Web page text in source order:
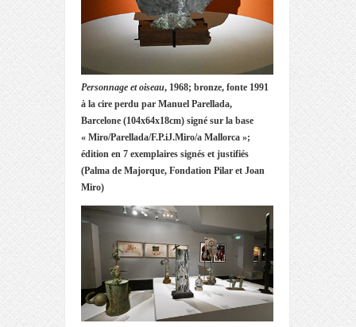
Personnage et oiseau, 1968; bronze, fonte 1991
à la cire perdu par Manuel Parellada,
Barcelone (104x64x18cm) signé sur la base
« Miro/Parellada/F.P.iJ.Miro/a Mallorca »;
édition en 7 exemplaires signés et justifiés
(Palma de Majorque, Fondation Pilar et Joan
Miro)